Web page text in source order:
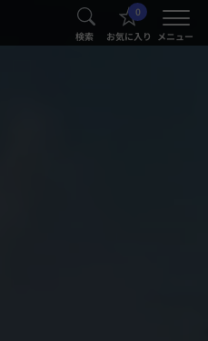
検索
0
お気に入り メニュー
®